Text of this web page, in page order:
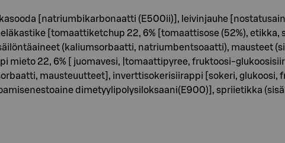
[natriumbikarbonaatti (E500ii)], leivinjauhe
[tomaattiketchup 22, 6% [tomaattisose (52%), etikka,
(kaliumsorbaatti, natriumbentsoaatti), mausteet
mieto 22, 6% [ juomavesi, |tomaattipyree, fruktoosi-
mausteuutteet], inverttisokerisiirappi [sokeri, glukoosi,
dimetyylipolysiloksaani(E900)], spriietikka